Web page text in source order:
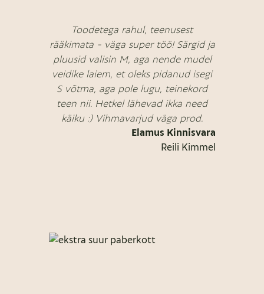
Toodetega rahul, teenusest
rääkimata - väga super töö! Särgid ja
pluusid valisin M, aga nende mudel
veidike laiem, et oleks pidanud isegi
S võtma, aga pole lugu, teinekord
teen nii. Hetkel lähevad ikka need
käiku :) Vihmavarjud väga prod.
Elamus Kinnisvara
Reili Kimmel